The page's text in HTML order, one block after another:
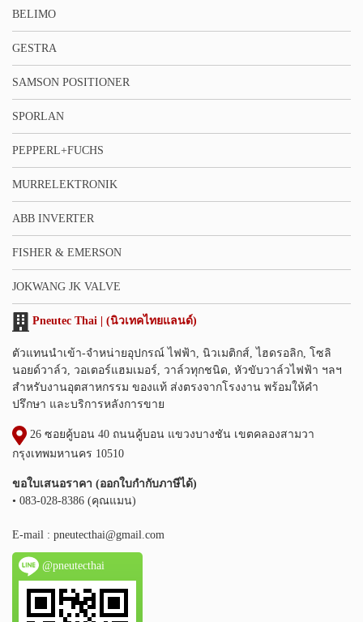
BELIMO
GESTRA
SAMSON POSITIONER
SPORLAN
PEPPERL+FUCHS
MURRELEKTRONIK
ABB INVERTER
FISHER & EMERSON
JOKWANG JK VALVE
Pneutec Thai | (นิวเทคไทยแลนด์)
ตัวแทนนำเข้า-จำหน่ายอุปกรณ์ ไฟฟ้า, นิวเมติกส์, ไฮดรอลิก, โซลิ
นอยด์วาล์ว, วอเตอร์แฮมเมอร์, วาล์วทุกชนิด, หัวขับวาล์วไฟฟ้า ฯลฯ
สำหรับงานอุตสาหกรรม ของแท้ ส่งตรงจากโรงงาน พร้อมให้คำ
ปรึกษา และบริการหลังการขาย
26 ซอยคู้บอน 40 ถนนคู้บอน แขวงบางชัน เขตคลองสามวา
กรุงเทพมหานคร 10510
ขอใบเสนอราคา (ออกใบกำกับภาษีได้)
• 083-028-8386 (คุณแมน)
E-mail : pneutecthai@gmail.com
@pneutecthai